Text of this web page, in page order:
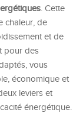
. Cette
chaleur, de
et de
pour des
vous
économique et
leviers et
énergétique.